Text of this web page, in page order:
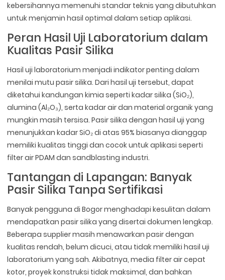
kebersihannya memenuhi standar teknis yang dibutuhkan
untuk menjamin hasil optimal dalam setiap aplikasi.
Peran Hasil Uji Laboratorium dalam
Kualitas Pasir Silika
Hasil uji laboratorium menjadi indikator penting dalam
menilai mutu pasir silika. Dari hasil uji tersebut, dapat
diketahui kandungan kimia seperti kadar silika (SiO₂),
alumina (Al₂O₃), serta kadar air dan material organik yang
mungkin masih tersisa. Pasir silika dengan hasil uji yang
menunjukkan kadar SiO₂ di atas 95% biasanya dianggap
memiliki kualitas tinggi dan cocok untuk aplikasi seperti
filter air PDAM dan sandblasting industri.
Tantangan di Lapangan: Banyak
Pasir Silika Tanpa Sertifikasi
Banyak pengguna di Bogor menghadapi kesulitan dalam
mendapatkan pasir silika yang disertai dokumen lengkap.
Beberapa supplier masih menawarkan pasir dengan
kualitas rendah, belum dicuci, atau tidak memiliki hasil uji
laboratorium yang sah. Akibatnya, media filter air cepat
kotor, proyek konstruksi tidak maksimal, dan bahkan